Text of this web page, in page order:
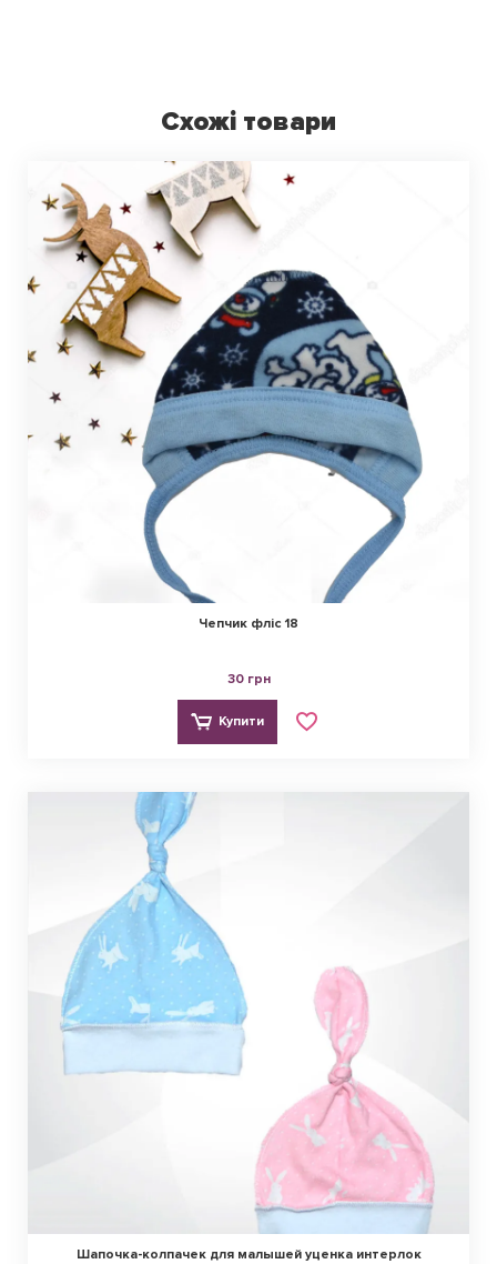
Схожі товари
Чепчик фліс 18
30 грн
Купити
Шапочка-колпачек для малышей уценка интерлок